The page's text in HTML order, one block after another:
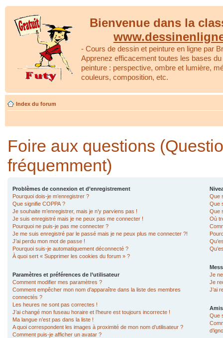
Bienvenue dans la
- Cours de dessin et peinture en ligne par
Apprenez efficacement toutes les bases
peinture : perspective, ombre et lumière,
couleurs, composition, etc.
Index du forum
Foire aux questions
fréquemment)
Problèmes de connexion et d’enregistrement
Pourquoi dois-je m’enregistrer ?
Que signifie COPPA ?
Je souhaite m’enregistrer, mais je n’y parviens pas !
Je suis enregistré mais je ne peux pas me connecter !
Pourquoi ne puis-je pas me connecter ?
Je me suis enregistré par le passé mais je ne peux plus me connecter ?!
J’ai perdu mon mot de passe !
Pourquoi suis-je automatiquement déconnecté ?
À quoi sert « Supprimer les cookies du forum » ?
Paramètres et préférences de l’utilisateur
Comment modifier mes paramètres ?
Comment empêcher mon nom d’apparaître dans la liste des membres
connectés ?
Les heures ne sont pas correctes !
J’ai changé mon fuseau horaire et l’heure est toujours incorrecte !
Ma langue n’est pas dans la liste !
A quoi correspondent les images à proximité de mon nom d’utilisateur ?
Comment puis-je afficher un avatar ?
Que
Que
Que
Où
Je
Je
J’ai
Que